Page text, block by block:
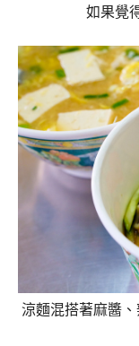
如果覺
涼麵混搭著麻醬